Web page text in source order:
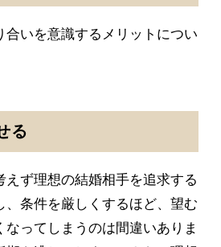
合いを意識するメリットについ
る
えず理想の結婚相手を追求する
、条件を厳しくするほど、望む
ってしまうのは間違いありま